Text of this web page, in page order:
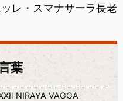
レ・スマナサーラ長老
葉
NIRAYA VAGGA